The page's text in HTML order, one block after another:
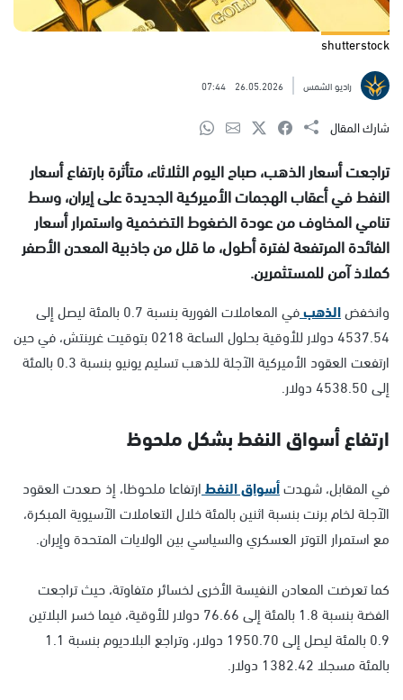
shutterstock
راديو الشمس 26.05.2026
07:44
شارك المقال
تراجعت أسعار الذهب، صباح اليوم الثلاثاء، متأثرة بارتفاع أسعار
النفط في أعقاب الهجمات الأميركية الجديدة على إيران، وسط
تنامي المخاوف من عودة الضغوط التضخمية واستمرار أسعار
الفائدة المرتفعة لفترة أطول، ما قلل من جاذبية المعدن الأصفر
كملاذ آمن للمستثمرين.
وانخفضالذهب
في المعاملات الفورية بنسبة 0.7 بالمئة ليصل إلى
4537.54 دولار للأوقية بحلول الساعة 0218 بتوقيت غرينتش، في حين
ارتفعت العقود الأميركية الآجلة للذهب تسليم يونيو بنسبة 0.3 بالمئة
إلى 4538.50 دولار.
ارتفاع أسواق النفط بشكل ملحوظ
في المقابل، شهدتأسواق النفطارتفاعا ملحوظا، إذ صعدت العقود
الآجلة لخام برنت بنسبة اثنين بالمئة خلال التعاملات الآسيوية المبكرة،
مع استمرار التوتر العسكري والسياسي بين الولايات المتحدة وإيران.
كما تعرضت المعادن النفيسة الأخرى لخسائر متفاوتة، حيث تراجعت
الفضة بنسبة 1.8 بالمئة إلى 76.66 دولار للأوقية، فيما خسر البلاتين
0.9 بالمئة ليصل إلى 1950.70 دولار، وتراجع البلاديوم بنسبة 1.1
بالمئة مسجلا 1382.42 دولار.